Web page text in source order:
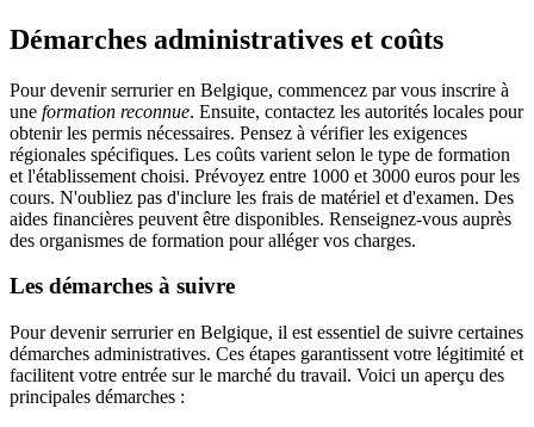
Démarches administratives et coûts
Pour devenir serrurier en Belgique, commencez par vous inscrire à
une formation reconnue. Ensuite, contactez les autorités locales pour
obtenir les permis nécessaires. Pensez à vérifier les exigences
régionales spécifiques. Les coûts varient selon le type de formation
et l'établissement choisi. Prévoyez entre 1000 et 3000 euros pour les
cours. N'oubliez pas d'inclure les frais de matériel et d'examen. Des
aides financières peuvent être disponibles. Renseignez-vous auprès
des organismes de formation pour alléger vos charges.
Les démarches à suivre
Pour devenir serrurier en Belgique, il est essentiel de suivre certaines
démarches administratives. Ces étapes garantissent votre légitimité et
facilitent votre entrée sur le marché du travail. Voici un aperçu des
principales démarches :